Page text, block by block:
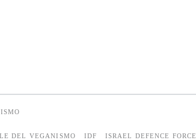
DEL VEGANISMO IDF ISRAEL DEFENCE FORCE